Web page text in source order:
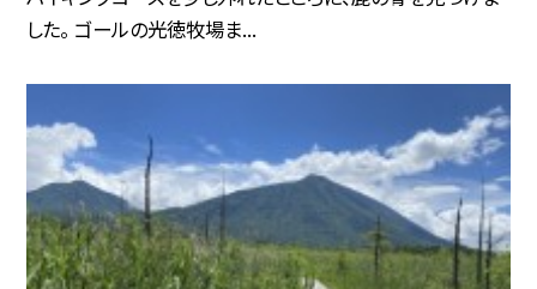
した。 ゴールの光徳牧場ま...